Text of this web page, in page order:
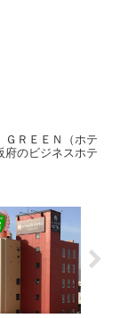
ＲＥＥＮ（ホテ
のビジネスホテ